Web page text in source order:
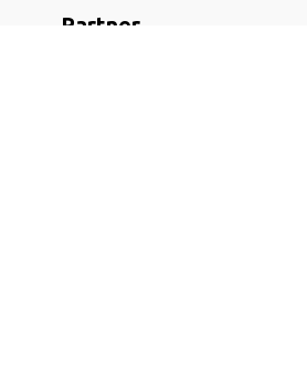
Partner